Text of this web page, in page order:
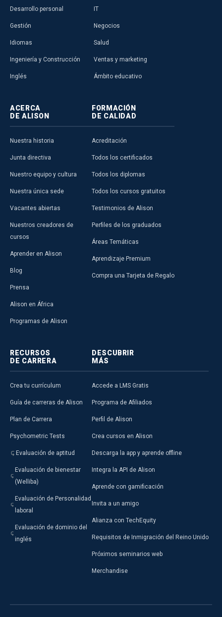
Desarrollo personal
Gestión
Idiomas
Ingeniería y Construcción
Inglés
IT
Negocios
Salud
Ventas y marketing
Ámbito educativo
ACERCA
DE ALISON
Nuestra historia
Junta directiva
Nuestro equipo y cultura
Nuestra única sede
Vacantes abiertas
Nuestros creadores de
cursos
Aprender en Alison
Blog
Prensa
Alison en África
Programas de Alison
FORMACIÓN
DE CALIDAD
Acreditación
Todos los certificados
Todos los diplomas
Todos los cursos gratuitos
Testimonios de Alison
Perfiles de los graduados
Áreas Temáticas
Aprendizaje Premium
Compra una Tarjeta de Regalo
RECURSOS
DE CARRERA
Crea tu currículum
Guía de carreras de Alison
Plan de Carrera
Psychometric Tests
Evaluación de aptitud
Evaluación de bienestar
(Welliba)
Evaluación de Personalidad
laboral
Evaluación de dominio del
inglés
DESCUBRIR
MÁS
Accede a LMS Gratis
Programa de Afiliados
Perfil de Alison
Crea cursos en Alison
Descarga la app y aprende offline
Integra la API de Alison
Aprende con gamificación
Invita a un amigo
Alianza con TechEquity
Requisitos de Inmigración del Reino Unido
Próximos seminarios web
Merchandise